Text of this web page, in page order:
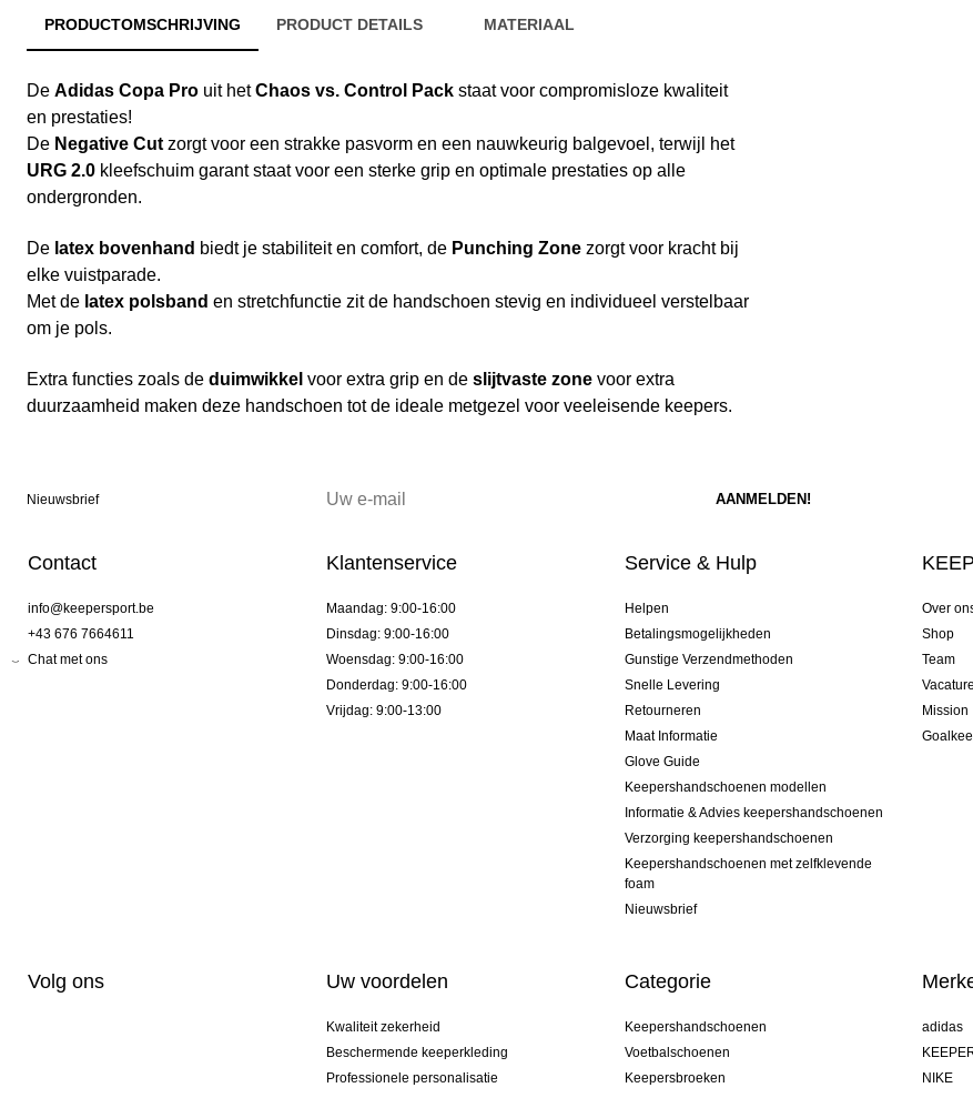
PRODUCTOMSCHRIJVING PRODUCT DETAILS MATERIAAL
De Adidas Copa Pro uit hetChaos vs. Control Pack staat voor compromisloze kwaliteit
en prestaties!
De Negative Cutzorgt voor een strakke pasvorm en een nauwkeurig balgevoel, terwijl het
URG 2.0 kleefschuim garant staat voor een sterke grip en optimale prestaties op alle
ondergronden.
De latex bovenhand biedt je stabiliteit en comfort, de Punching Zone zorgt voor kracht bij
elke vuistparade.
Met de latex polsband en stretchfunctie zit de handschoen stevig en individueel verstelbaar
om je pols.
Extra functies zoals de duimwikkel voor extra grip en de slijtvaste zone voor extra
duurzaamheid maken deze handschoen tot de ideale metgezel voor veeleisende keepers.
Nieuwsbrief
Contact
info@keepersport.be
+43 676 7664611
Chat met ons
Klantenservice
Maandag: 9:00-16:00
Dinsdag: 9:00-16:00
Woensdag: 9:00-16:00
Donderdag: 9:00-16:00
Vrijdag: 9:00-13:00
Service & Hulp
Helpen
Betalingsmogelijkheden
Gunstige Verzendmethoden
Snelle Levering
Retourneren
Maat Informatie
Glove Guide
Keepershandschoenen modellen
Informatie & Advies keepershandschoenen
Verzorging keepershandschoenen
Keepershandschoenen met zelfklevende
foam
Nieuwsbrief
Over
Shop
Team
Mission
Volg ons Uw voordelen
Kwaliteit zekerheid
Beschermende keeperkleding
Professionele personalisatie
Categorie
Keepershandschoenen
Voetbalschoenen
Keepersbroeken
adidas
NIKE